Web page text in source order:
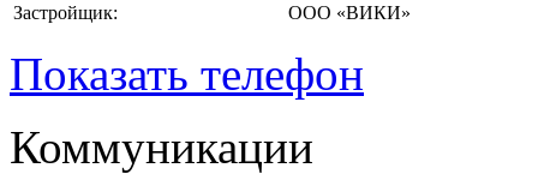
Застройщик:
ООО «ВИКИ»
Показать телефон
Коммуникации